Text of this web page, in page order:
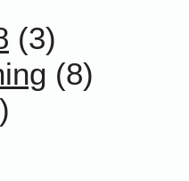
(3)
(8)